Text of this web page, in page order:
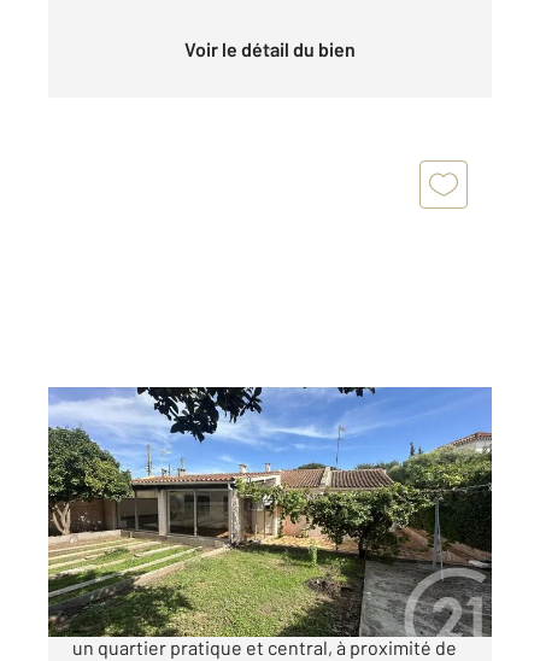
Voir le détail du bien
ST CYR SUR MER 83
94 m 2, 5 pièces
Ref : 19328
Maison à vendre
543 900 €
SAINT-CYR-SUR-MER Idéalement située dans
un quartier pratique et central, à proximité de